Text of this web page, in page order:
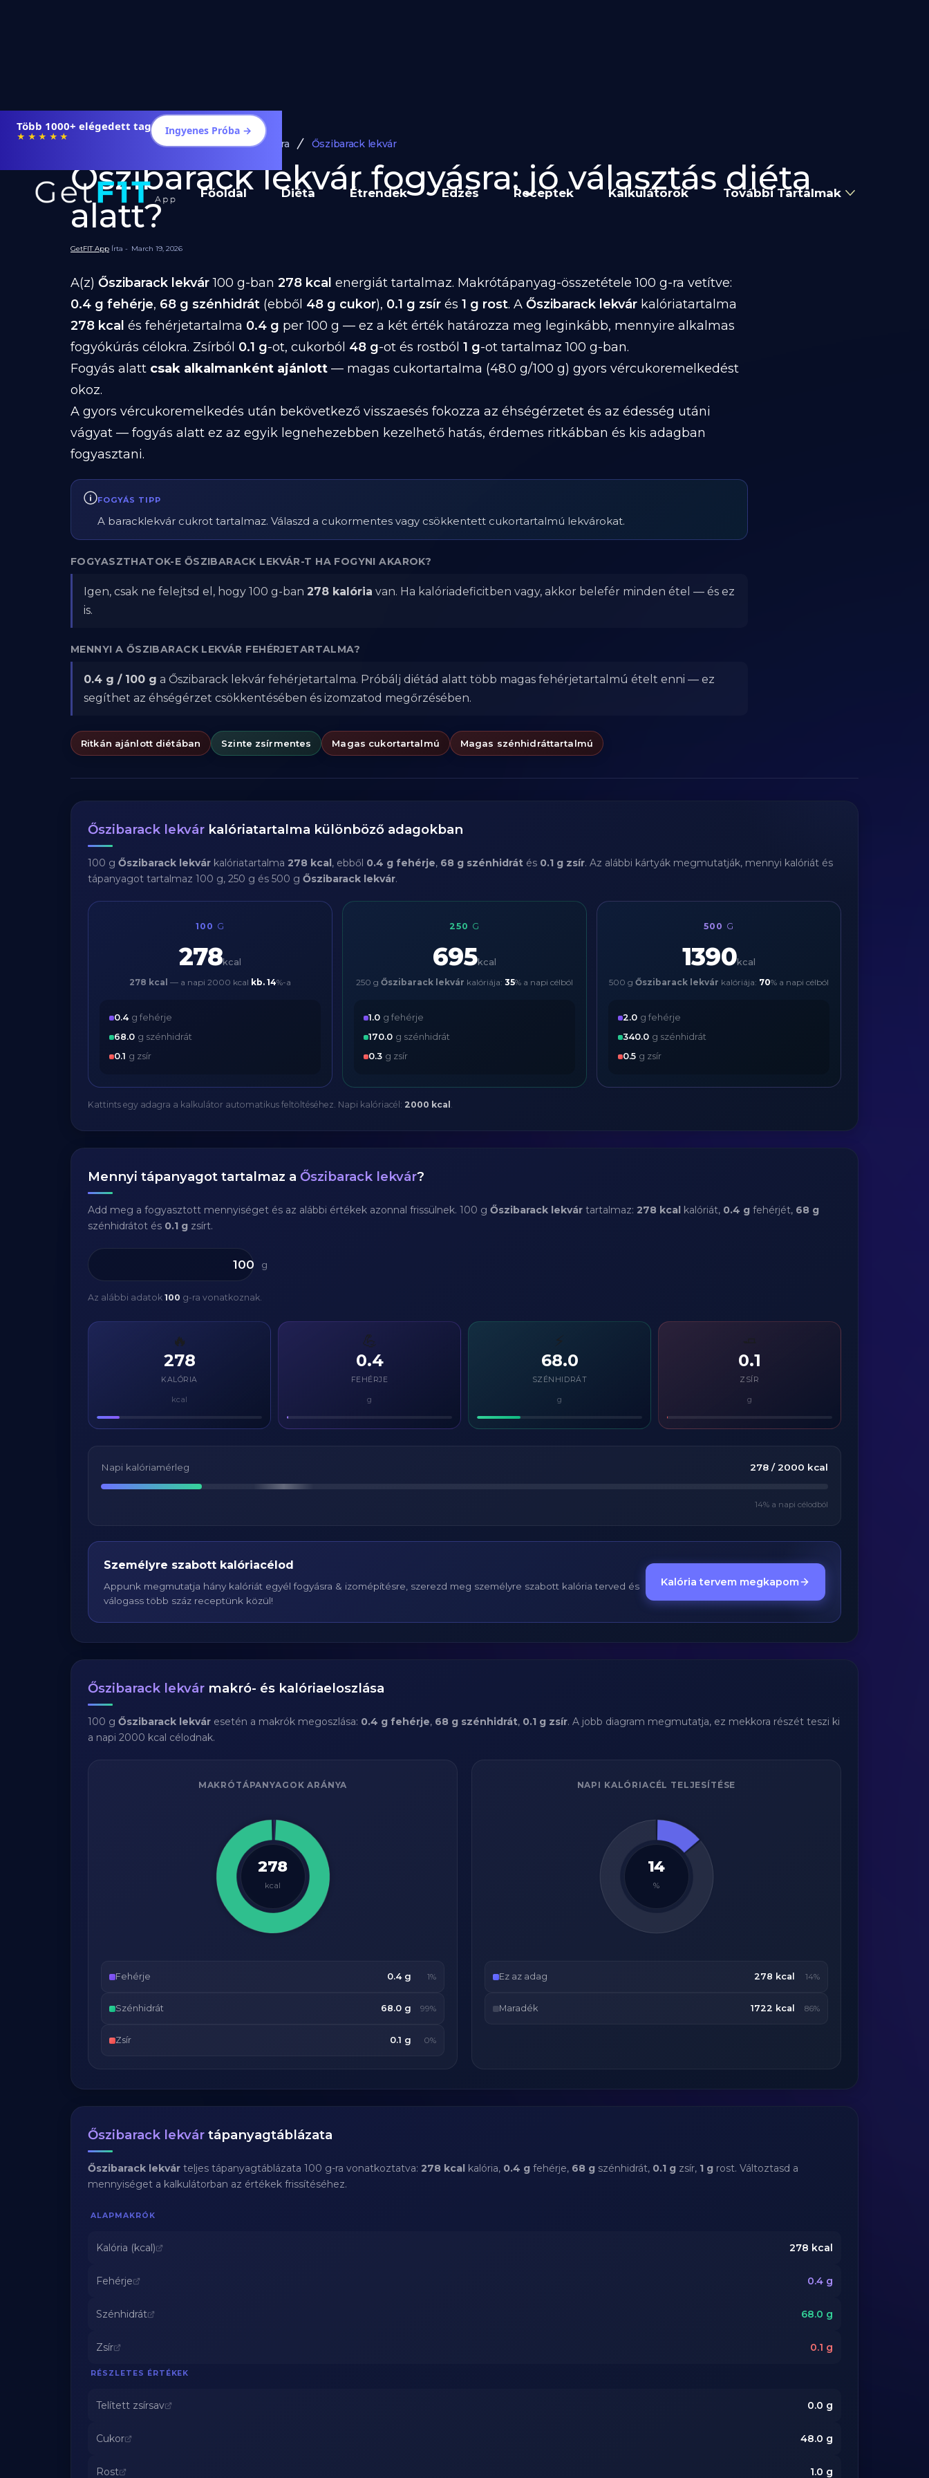
Több 1000+ elégedett tag
★★★★★ Ingyenes Próba →
Főoldal Diéta Étrendek Edzés Receptek Kalkulátorok További Tartalmak
Diéta és Étrend Ételek Fogyásra Őszibarack lekvár
Őszibarack lekvár fogyásra: jó választás diéta
alatt?
GetFIT App Írta - March 19, 2026
A(z) Őszibarack lekvár100 g-ban 278 kcal energiát tartalmaz. Makrótápanyag-összetétele 100 g-ra vetítve:
0.4 g fehérje, 68 g szénhidrát (ebből 48 g cukor), 0.1 g zsír és 1 g rost. A Őszibarack lekvár kalóriatartalma
278 kcal és fehérjetartalma 0.4 g per 100 g — ez a két érték határozza meg leginkább, mennyire alkalmas
fogyókúrás célokra. Zsírból 0.1 g-ot, cukorból 48 g-ot és rostból 1 g-ot tartalmaz 100 g-ban.
Fogyás alatt csak alkalmanként ajánlott — magas cukortartalma (48.0 g/100 g) gyors vércukoremelkedést
okoz.
A gyors vércukoremelkedés után bekövetkező visszaesés fokozza az éhségérzetet és az édesség utáni
vágyat — fogyás alatt ez az egyik legnehezebben kezelhető hatás, érdemes ritkábban és kis adagban
fogyasztani.
FOGYÁS TIPP
A baracklekvár cukrot tartalmaz. Válaszd a cukormentes vagy csökkentett cukortartalmú lekvárokat.
FOGYASZTHATOK-E ŐSZIBARACK LEKVÁR-T HA FOGYNI AKAROK?
Igen, csak ne felejtsd el, hogy 100 g-ban 278 kalória van. Ha kalóriadeficitben vagy, akkor belefér minden étel — és ez
is.
MENNYI A ŐSZIBARACK LEKVÁR FEHÉRJETARTALMA?
0.4 g / 100 g a Őszibarack lekvár fehérjetartalma. Próbálj diétád alatt több magas fehérjetartalmú ételt enni — ez
segíthet az éhségérzet csökkentésében és izomzatod megőrzésében.
Ritkán ajánlott diétában Szinte zsírmentes Magas cukortartalmú Magas szénhidráttartalmú
Őszibarack lekvár kalóriatartalma különböző adagokban
100 g Őszibarack lekvár kalóriatartalma 278 kcal, ebből 0.4 g fehérje, 68 g szénhidrát és 0.1 g zsír. Az alábbi kártyák megmutatják, mennyi kalóriát és
tápanyagot tartalmaz 100 g, 250 g és 500 g Őszibarack lekvár.
100 G
278kcal
278 kcal — a napi 2000 kcal kb. 14%-a
0.4 g fehérje
68.0 g szénhidrát
0.1 g zsír
250 G
695kcal
250 g Őszibarack lekvár kalóriája: 35% a napi célból
1.0 g fehérje
170.0 g szénhidrát
0.3 g zsír
500 G
1390kcal
500 g Őszibarack lekvár kalóriája: 70% a napi célból
2.0 g fehérje
340.0 g szénhidrát
0.5 g zsír
Kattints egy adagra a kalkulátor automatikus feltöltéséhez. Napi kalóriacél: 2000 kcal .
Mennyi tápanyagot tartalmaz a Őszibarack lekvár?
Add meg a fogyasztott mennyiséget és az alábbi értékek azonnal frissülnek. 100 g Őszibarack lekvár tartalmaz: 278 kcal kalóriát, 0.4 g fehérjét, 68 g
szénhidrátot és 0.1 g zsírt.
g
Az alábbi adatok 100 g-ra vonatkoznak.
🔥
278
KALÓRIA
kcal
💪
0.4
FEHÉRJE
g
⚡
68.0
SZÉNHIDRÁT
g
0.1
ZSÍR
g
Napi kalóriamérleg 278 / 2000 kcal
14% a napi célodból
Személyre szabott kalóriacélod
Appunk megmutatja hány kalóriát egyél fogyásra & izomépítésre, szerezd meg személyre szabott kalória terved és
válogass több száz receptünk közül!
Kalória tervem megkapom
Őszibarack lekvár makró- és kalóriaeloszlása
100 g Őszibarack lekvár esetén a makrók megoszlása: 0.4 g fehérje, 68 g szénhidrát, 0.1 g zsír. A jobb diagram megmutatja, ez mekkora részét teszi ki
a napi 2000 kcal célodnak.
MAKRÓTÁPANYAGOK ARÁNYA
278
kcal
Fehérje 0.4 g 1%
Szénhidrát 68.0 g 99%
Zsír 0.1 g 0%
NAPI KALÓRIACÉL TELJESÍTÉSE
14
%
Ez az adag 278 kcal 14%
Maradék 1722 kcal 86%
Őszibarack lekvár tápanyagtáblázata
Őszibarack lekvár teljes tápanyagtáblázata 100 g-ra vonatkoztatva: 278 kcal kalória, 0.4 g fehérje, 68 g szénhidrát, 0.1 g zsír, 1 g rost. Változtasd a
mennyiséget a kalkulátorban az értékek frissítéséhez.
ALAPMAKRÓK
Kalória (kcal) 278 kcal
Fehérje 0.4 g
Szénhidrát 68.0 g
Zsír 0.1 g
RÉSZLETES ÉRTÉKEK
Telített zsírsav 0.0 g
Cukor 48.0 g
Rost 1.0 g